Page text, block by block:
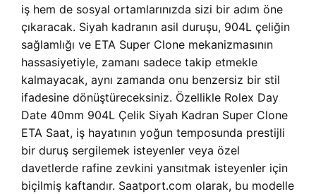
iş hem de sosyal ortamlarınızda sizi bir adım öne
çıkaracak. Siyah kadranın asil duruşu, 904L çeliğin
sağlamlığı ve ETA Super Clone mekanizmasının
hassasiyetiyle, zamanı sadece takip etmekle
kalmayacak, aynı zamanda onu benzersiz bir stil
ifadesine dönüştüreceksiniz. Özellikle Rolex Day
Date 40mm 904L Çelik Siyah Kadran Super Clone
ETA Saat, iş hayatının yoğun temposunda prestijli
bir duruş sergilemek isteyenler veya özel
davetlerde rafine zevkini yansıtmak isteyenler için
biçilmiş kaftandır. Saatport.com olarak, bu modelle